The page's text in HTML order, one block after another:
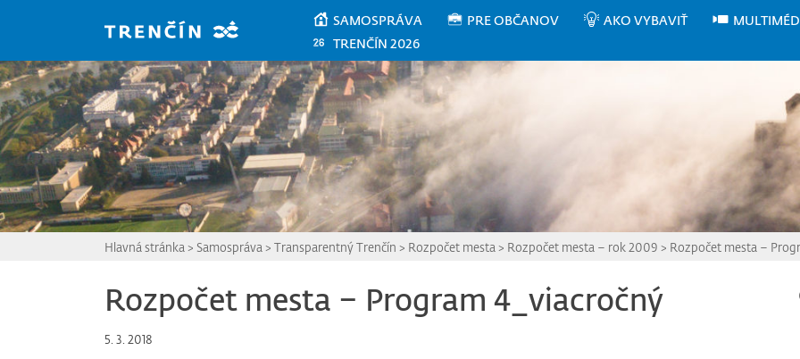
SAMOSPRÁVA PRE OBČANOV AKO VYBAVIŤ
TRENČÍN 2026
Hlavná stránka > Samospráva > Transparentný Trenčín > Rozpočet mesta > Rozpočet mesta – rok 2009 > Rozpočet mesta –
Rozpočet mesta – Program 4_viacročný
5. 3. 2018